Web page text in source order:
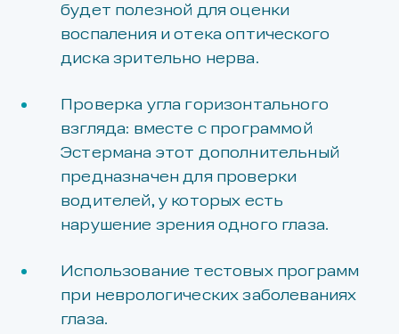
будет полезной для оценки
воспаления и отека оптического
диска зрительно нерва.
Проверка угла горизонтального
взгляда: вместе с программой
Эстермана этот дополнительный
предназначен для проверки
водителей, у которых есть
нарушение зрения одного глаза.
Использование тестовых программ
при неврологических заболеваниях
глаза.